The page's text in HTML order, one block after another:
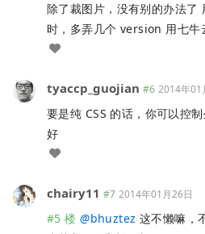
除了裁图片，没有别的办法
时，多弄几个 version 用七牛
tyaccp_guojian #6 2014年01
要是纯 CSS 的话，你可以控
好
chairy11 #7 2014年01月26日
#5 楼 @bhuztez 这不懒嘛，